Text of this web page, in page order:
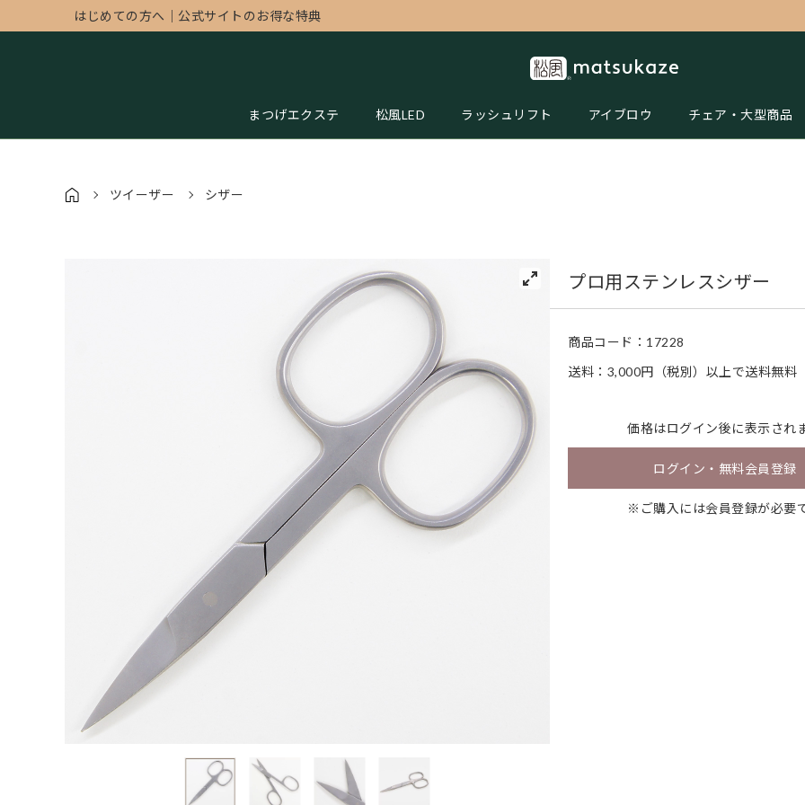
はじめての方へ 公式サイトのお得な特典
まつげエクステ 松風LED ラッシュリフト アイブロウ チェア・大型商品
ツイーザー シザー
プロ用ステンレスシザー
商品コード： 17228
送料：3,000円（税別）以上で送料無料
価格はログイン後に表示され
ログイン・無料会員登録
※ご購入には会員登録が必要